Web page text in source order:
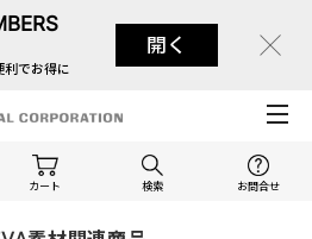
利でお得に
開く
カート 検索 お問合せ